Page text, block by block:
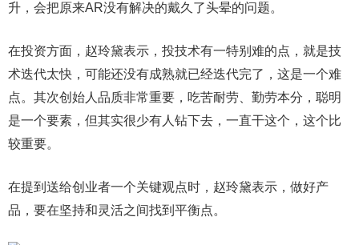
升，会把原来AR没有解决的戴久了头晕的问题。
在投资方面，赵玲黛表示，投技术有一特别难的点，就是技
术迭代太快，可能还没有成熟就已经迭代完了，这是一个难
点。其次创始人品质非常重要，吃苦耐劳、勤劳本分，聪明
是一个要素，但其实很少有人钻下去，一直干这个，这个比
较重要。
在提到送给创业者一个关键观点时，赵玲黛表示，做好产
品，要在坚持和灵活之间找到平衡点。